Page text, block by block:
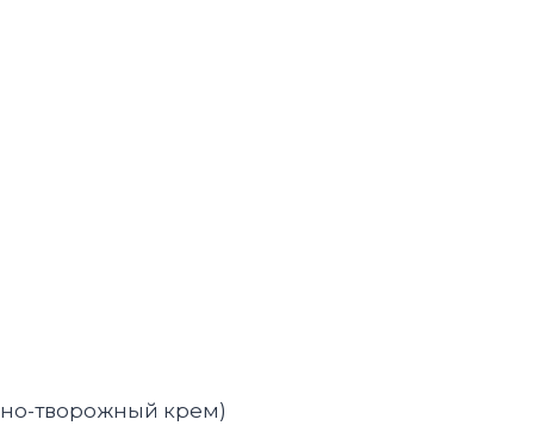
творожный крем)